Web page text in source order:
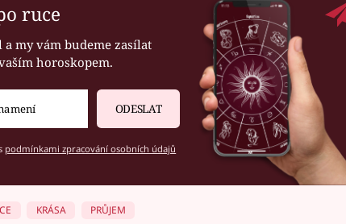
ruce
a my vám budeme zasílat
horoskopem.
ODESLAT
podmínkami zpracování osobních údajů
KRÁSA PRŮJEM